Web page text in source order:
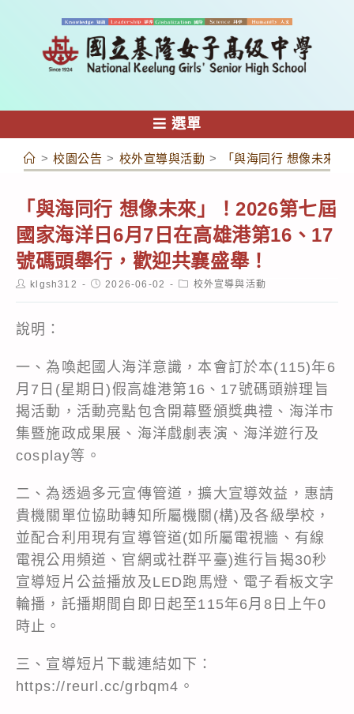
容
選單
> 校園公告 > 校外宣導與活動 > 「與海同行 想像未來
「與海同行 想像未來」！2026第七屆
國家海洋日6月7日在高雄港第16、17
號碼頭舉行，歡迎共襄盛舉！
Postklgsh312
Post2026-06-02
Post校外宣導與活動
說明：
一、為喚起國人海洋意識，本會訂於本(115)年6
月7日(星期日)假高雄港第16、17號碼頭辦理旨
揭活動，活動亮點包含開幕暨頒獎典禮、海洋市
集暨施政成果展、海洋戲劇表演、海洋遊行及
cosplay等。
二、為透過多元宣傳管道，擴大宣導效益，惠請
貴機關單位協助轉知所屬機關(構)及各級學校，
並配合利用現有宣導管道(如所屬電視牆、有線
電視公用頻道、官網或社群平臺)進行旨揭30秒
宣導短片公益播放及LED跑馬燈、電子看板文字
輪播，託播期間自即日起至115年6月8日上午0
時止。
三、宣導短片下載連結如下：
https://reurl.cc/grbqm4。